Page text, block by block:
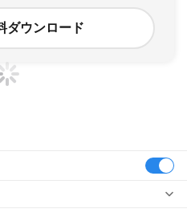
ダウンロード